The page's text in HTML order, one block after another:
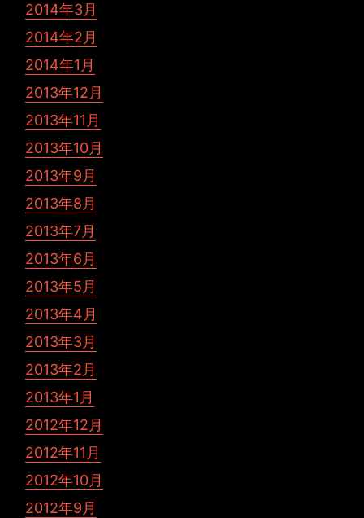
2014年3月
2014年2月
2014年1月
2013年12月
2013年11月
2013年10月
2013年9月
2013年8月
2013年7月
2013年6月
2013年5月
2013年4月
2013年3月
2013年2月
2013年1月
2012年12月
2012年11月
2012年10月
2012年9月